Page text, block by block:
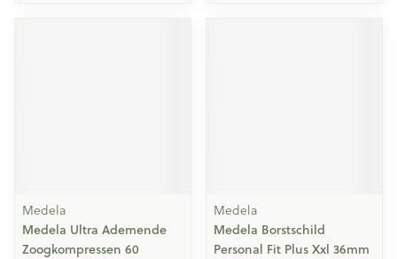
Medela
Medela Ultra Ademende
Zoogkompressen 60
Medela
Medela Borstschild
Personal Fit Plus Xxl 36mm